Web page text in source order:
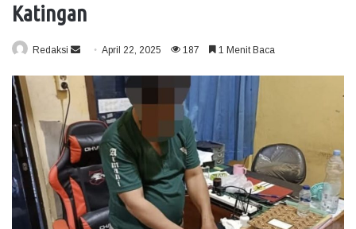
Katingan
Redaksi
n
a
n
e
m
a
i
April 22, 2025 187 1 Menit Baca